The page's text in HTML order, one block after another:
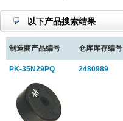
以下产品搜索结果
制造商产品编号 仓库库存编号
PK-35N29PQ 2480989